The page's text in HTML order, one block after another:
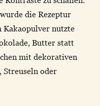
die Rezeptur
nutzte
Butter statt
mit dekorativen
Streuseln oder